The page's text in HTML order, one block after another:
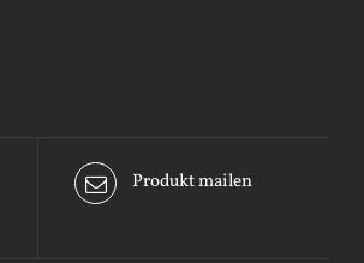
Produkt mailen